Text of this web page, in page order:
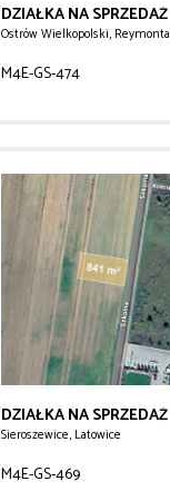
DZIAŁKA NA SPRZEDAŻ
Ostrów Wielkopolski, Reymonta
M4E-GS-474
DZIAŁKA NA SPRZEDAŻ
Sieroszewice, Latowice
M4E-GS-469